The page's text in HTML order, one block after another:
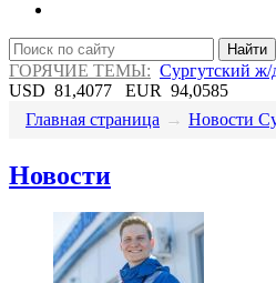
Найти
ГОРЯЧИЕ ТЕМЫ: Сургутский ж/
USD 81,4077 EUR 94,0585
Главная страница → Новости
Новости